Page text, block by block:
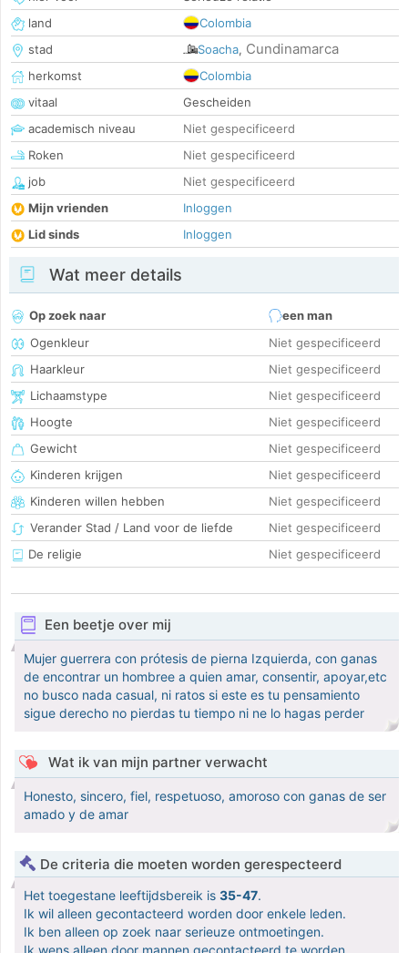
land
Colombia
stad
Soacha, Cundinamarca
herkomst
Colombia
vitaal
Gescheiden
academisch niveau
Niet gespecificeerd
Roken
Niet gespecificeerd
job
Niet gespecificeerd
Mijn vrienden
Inloggen
Lid sinds
Inloggen
Wat meer details
Op zoek naar
een man
Ogenkleur
Niet gespecificeerd
Haarkleur
Niet gespecificeerd
Lichaamstype
Niet gespecificeerd
Hoogte
Niet gespecificeerd
Gewicht
Niet gespecificeerd
Kinderen krijgen
Niet gespecificeerd
Kinderen willen hebben
Niet gespecificeerd
Verander Stad / Land voor de liefde
Niet gespecificeerd
De religie
Niet gespecificeerd
Een beetje over mij
Mujer guerrera con prótesis de pierna Izquierda, con ganas
de encontrar un hombree a quien amar, consentir, apoyar,etc
no busco nada casual, ni ratos si este es tu pensamiento
sigue derecho no pierdas tu tiempo ni ne lo hagas perder
Wat ik van mijn partner verwacht
Honesto, sincero, fiel, respetuoso, amoroso con ganas de ser
amado y de amar
De criteria die moeten worden gerespecteerd
Het toegestane leeftijdsbereik is 35-47.
Ik wil alleen gecontacteerd worden door enkele leden.
Ik ben alleen op zoek naar serieuze ontmoetingen.